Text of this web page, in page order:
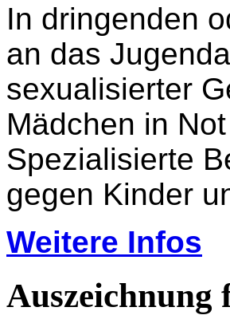
In dringenden
an das
sexualisierter
Mädchen in
Spezialisierte
gegen Kinder
Weitere Infos